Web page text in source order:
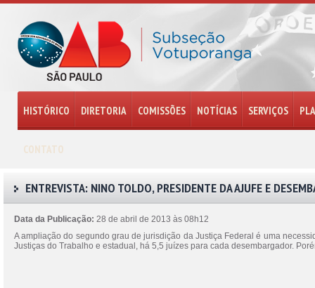
HISTÓRICO DIRETORIA COMISSÕES NOTÍCIAS SERVIÇOS
CONTATO
ENTREVISTA: NINO TOLDO, PRESIDENTE DA AJUFE E
Data da Publicação: 28 de abril de 2013 às 08h12
A ampliação do segundo grau de jurisdição da Justiça Federal é uma
Justiças do Trabalho e estadual, há 5,5 juízes para cada desembargador.